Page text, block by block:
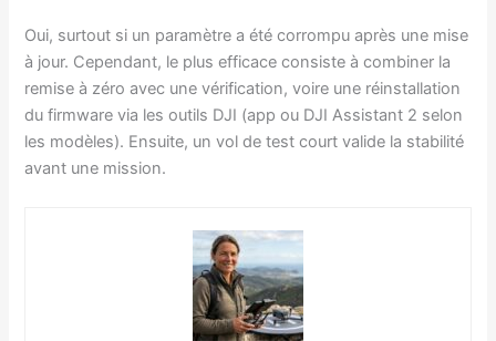
Oui, surtout si un paramètre a été corrompu après une mise
à jour. Cependant, le plus efficace consiste à combiner la
remise à zéro avec une vérification, voire une réinstallation
du firmware via les outils DJI (app ou DJI Assistant 2 selon
les modèles). Ensuite, un vol de test court valide la stabilité
avant une mission.